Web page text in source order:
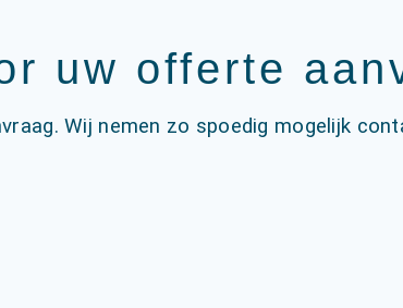
uw offerte
Wij nemen zo spoedig mogelijk